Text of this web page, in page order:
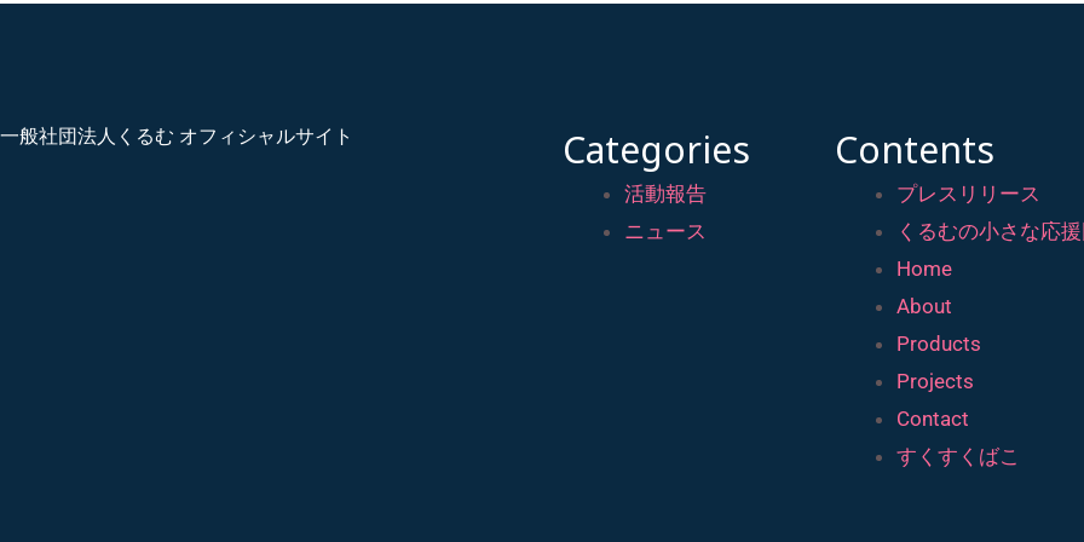
一般社団法人くるむ オフィシャルサイト Categories
活動報告
ニュース
Contents
プレスリリース
くるむの小さな応
Home
About
Products
Projects
Contact
すくすくばこ